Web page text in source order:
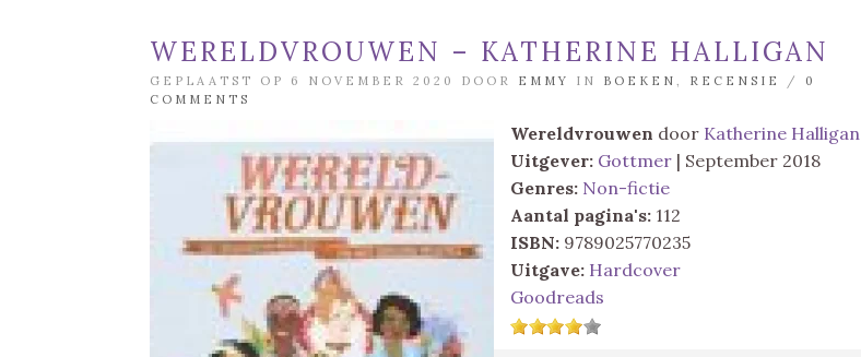
WERELDVROUWEN – KATHERINE HALLIGAN
GEPLAATST OP 6 NOVEMBER 2020 DOOR EMMY IN BOEKEN , RECENSIE / 0
COMMENTS
Wereldvrouwen door Katherine Halligan
Uitgever: Gottmer | September 2018
Genres: Non-fictie
Aantal pagina's: 112
ISBN: 9789025770235
Uitgave: Hardcover
Goodreads